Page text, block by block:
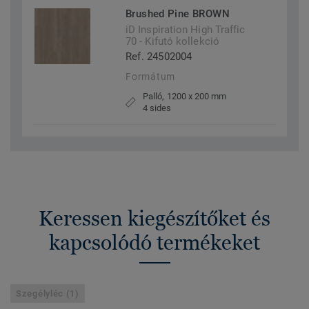
Brushed Pine BROWN
iD Inspiration High Traffic
70 - Kifutó kollekció
Ref. 24502004
Formátum
Palló, 1200 x 200 mm
4 sides
Keressen kiegészítőket és
kapcsolódó termékeket
Szegélyléc (1)